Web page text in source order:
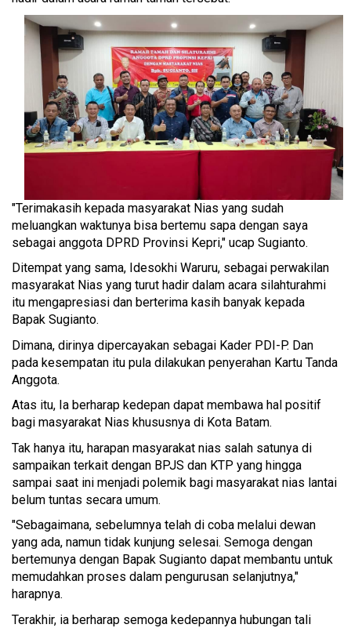
"Terimakasih kepada masyarakat Nias yang sudah
meluangkan waktunya bisa bertemu sapa dengan saya
sebagai anggota DPRD Provinsi Kepri," ucap Sugianto.
Ditempat yang sama, Idesokhi Waruru, sebagai perwakilan
masyarakat Nias yang turut hadir dalam acara silahturahmi
itu mengapresiasi dan berterima kasih banyak kepada
Bapak Sugianto.
Dimana, dirinya dipercayakan sebagai Kader PDI-P. Dan
pada kesempatan itu pula dilakukan penyerahan Kartu Tanda
Anggota.
Atas itu, Ia berharap kedepan dapat membawa hal positif
bagi masyarakat Nias khususnya di Kota Batam.
Tak hanya itu, harapan masyarakat nias salah satunya di
sampaikan terkait dengan BPJS dan KTP yang hingga
sampai saat ini menjadi polemik bagi masyarakat nias lantai
belum tuntas secara umum.
"Sebagaimana, sebelumnya telah di coba melalui dewan
yang ada, namun tidak kunjung selesai. Semoga dengan
bertemunya dengan Bapak Sugianto dapat membantu untuk
memudahkan proses dalam pengurusan selanjutnya,"
harapnya.
Terakhir, ia berharap semoga kedepannya hubungan tali